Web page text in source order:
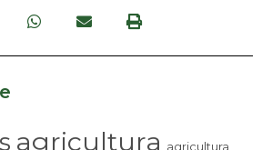
agricultura agricultura